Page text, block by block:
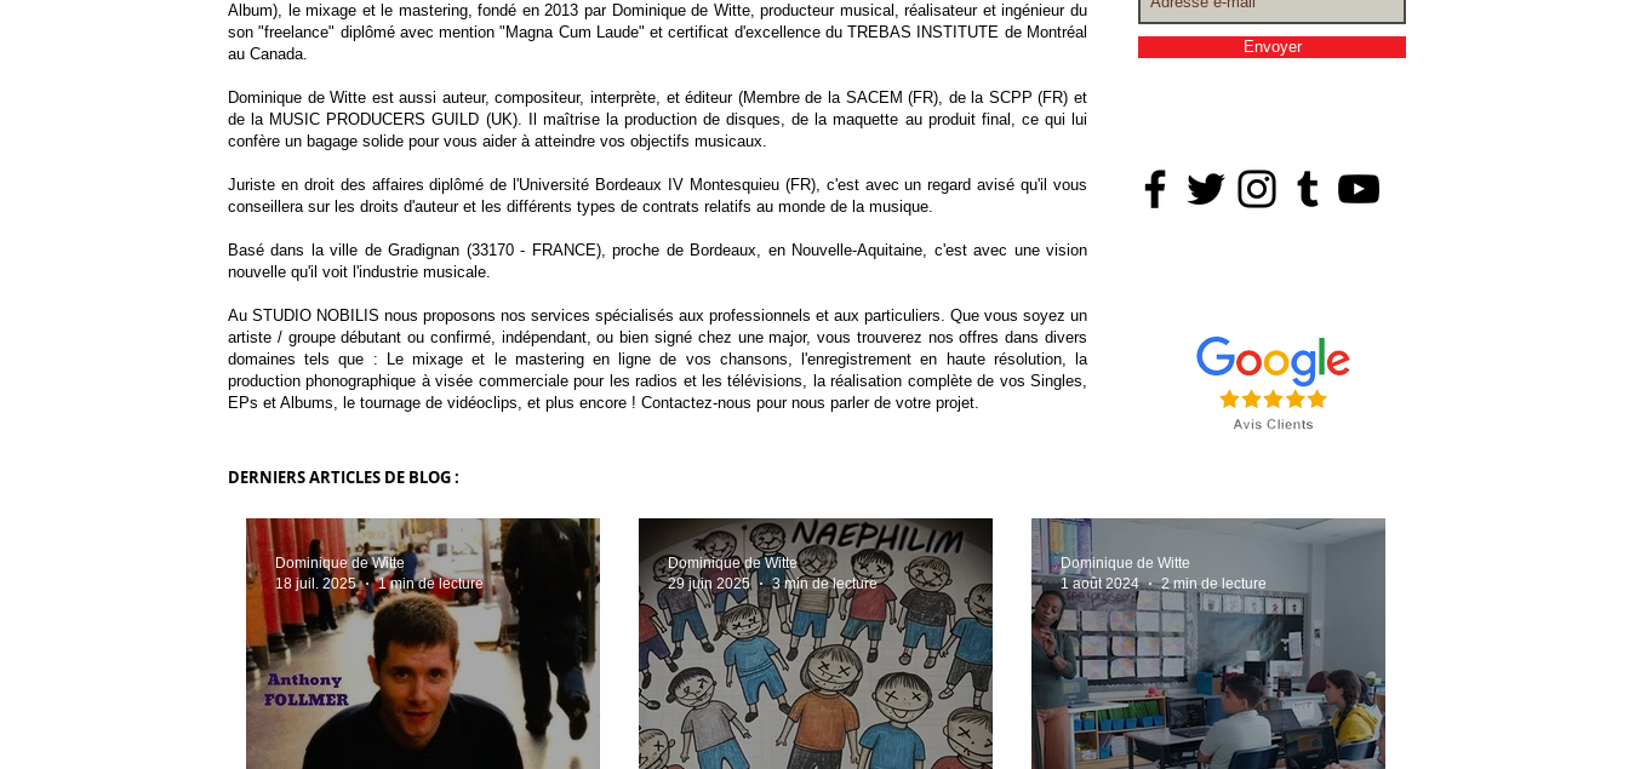
Album), le mixage et le mastering, fondé en 2013 par Dominique de Witte, producteur musical, réalisateur et ingénieur du
son "freelance" diplômé avec mention "Magna Cum Laude" et certificat d'excellence du TREBAS INSTITUTE de Montréal
au Canada.
Dominique de Witte est aussi auteur, compositeur, interprète, et éditeur (Membre de la SACEM (FR), de la SCPP (FR) et
de la MUSIC PRODUCERS GUILD (UK). Il maîtrise la production de disques, de la maquette au produit final, ce qui lui
confère un bagage solide pour vous aider à atteindre vos objectifs musicaux.
Juriste en droit des affaires diplômé de l'Université Bordeaux IV Montesquieu (FR), c'est avec un regard avisé qu'il vous
conseillera sur les droits d'auteur et les différents types de contrats relatifs au monde de la musique.
Basé dans la ville de Gradignan (33170 - FRANCE), proche de Bordeaux, en Nouvelle-Aquitaine, c'est avec une vision
nouvelle qu'il voit l'industrie musicale.
Au STUDIO NOBILIS nous proposons nos services spécialisés aux professionnels et aux particuliers. Que vous soyez un
artiste / groupe débutant ou confirmé, indépendant, ou bien signé chez une major, vous trouverez nos offres dans divers
domaines tels que : Le mixage et le mastering en ligne de vos chansons, l'enregistrement en haute résolution, la
production phonographique à visée commerciale pour les radios et les télévisions, la réalisation complète de vos Singles,
EPs et Albums, le tournage de vidéoclips, et plus encore ! Contactez-nous pour nous parler de votre projet.
Envoyer
Dominique de Witte
18 juil. 2025
1 min de lecture
Dominique de Witte
29 juin 2025
3 min de lecture
Dominique de Witte
1 août 2024
2 min de lecture
DERNIERS ARTICLES DE BLOG :